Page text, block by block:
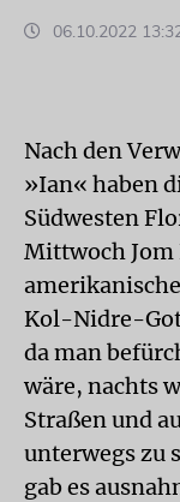
06.10.2022
Nach den
»Ian« haben
Südwesten
Mittwoch Jom
Kol-Nidre-
da man
wäre, nachts
Straßen und
unterwegs zu
gab es